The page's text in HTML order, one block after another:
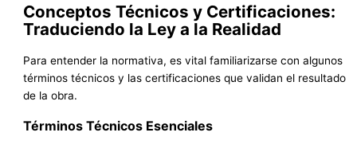
Conceptos Técnicos y Certificaciones:
Traduciendo la Ley a la Realidad
Para entender la normativa, es vital familiarizarse con algunos
términos técnicos y las certificaciones que validan el resultado
de la obra.
Términos Técnicos Esenciales